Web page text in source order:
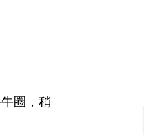
圈，稍